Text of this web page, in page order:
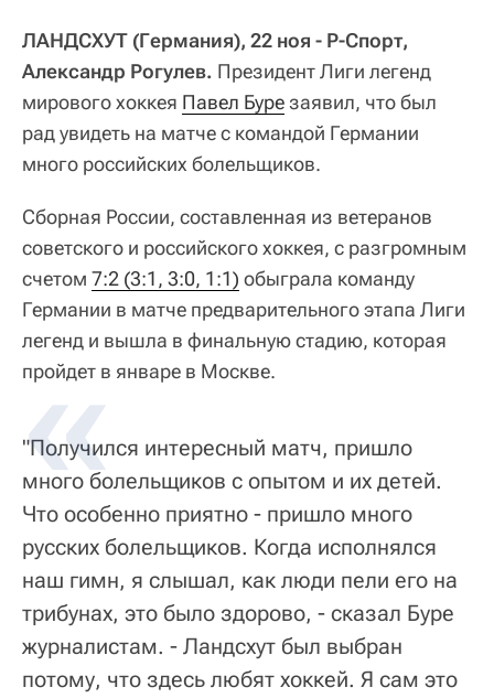
ЛАНДСХУТ (Германия), 22 ноя - Р-Спорт,
Александр Рогулев. Президент Лиги легенд
мирового хоккея Павел Бурезаявил, что был
рад увидеть на матче с командой Германии
много российских болельщиков.
Сборная России, составленная из ветеранов
советского и российского хоккея, с разгромным
счетом 7:2 (3:1, 3:0, 1:1) обыграла команду
Германии в матче предварительного этапа Лиги
легенд и вышла в финальную стадию, которая
пройдет в январе в Москве.
"Получился интересный матч, пришло
много болельщиков с опытом и их детей.
Что особенно приятно - пришло много
русских болельщиков. Когда исполнялся
наш гимн, я слышал, как люди пели его на
трибунах, это было здорово, - сказал Буре
журналистам. - Ландсхут был выбран
потому, что здесь любят хоккей. Я сам это